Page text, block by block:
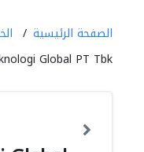
الصفحة الرئيسية
Global PT Tbk